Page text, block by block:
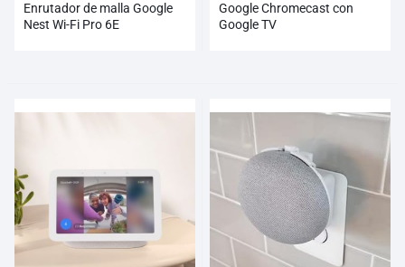
Enrutador de malla Google
Nest Wi-Fi Pro 6E
Google Chromecast con
Google TV